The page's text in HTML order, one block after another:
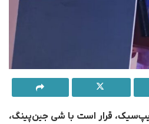
قرار است با شی جین‌پینگ،